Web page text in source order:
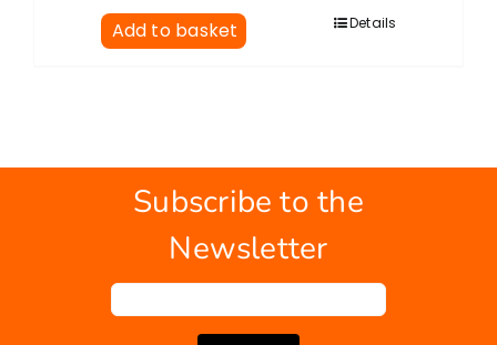
Add to basket Details
Subscribe to the
Newsletter